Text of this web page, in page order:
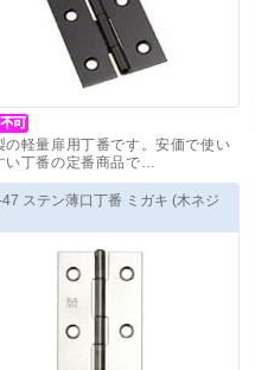
の軽量扉用丁番です。安価で使い
い丁番の定番商品で…
格(税抜)：200 円～
47 ステン薄口丁番 ミガキ (木ネジ